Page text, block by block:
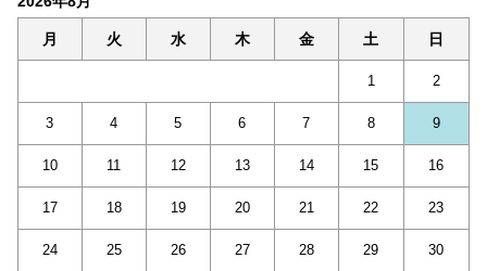
月 火 水 木 金 土 日
1 2
3 4 5 6 7 8 9
10 11 12 13 14 15 16
17 18 19 20 21 22 23
24 25 26 27 28 29 30